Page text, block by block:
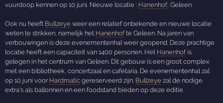
vuurdoop kennen op 10 juni. Nieuwe locatie : Hanenhof, Geleen
Ook nu heeft Bullzeye weer een relatief onbekende en nieuwe locatie
weten te strikken, namelijk het Hanenhofte Geleen. Na jaren van
verbouwingen is deze evenementenhal weer geopend. Deze prachtige
locatie heeft een capaciteit van 1400 personen. Het Hanenhofis
gelegen in het centrum van Geleen. Dit gebouw is een groot complex
met een bibliotheek, concertzaal en cafetaria. De evenementenhal zal
op 10 juni voor Hardmatic gereserveerd zijn. Bullzeye zal de nodige
extra's als ballonnen en een foodstand bieden op deze editie.